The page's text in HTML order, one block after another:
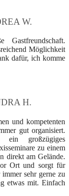
W.
Gastfreundschaft.
Möglichkeit
dafür, ich komme
H.
und kompetenten
gut organisiert.
ein großzügiges
zu einem
direkt am Gelände.
Ort und sorgt für
sehr gerne zu
etwas mit. Einfach